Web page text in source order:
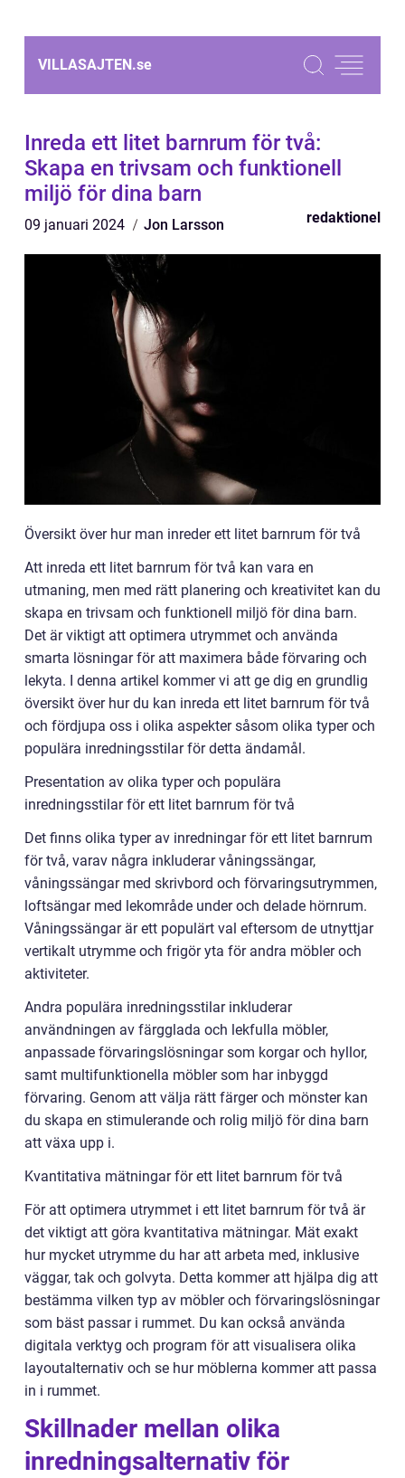
VILLASAJTEN.se
Inreda ett litet barnrum för två:
Skapa en trivsam och funktionell
miljö för dina barn
09 januari 2024 Jon Larsson redaktionel
Översikt över hur man inreder ett litet barnrum för två
Att inreda ett litet barnrum för två kan vara en
utmaning, men med rätt planering och kreativitet kan du
skapa en trivsam och funktionell miljö för dina barn.
Det är viktigt att optimera utrymmet och använda
smarta lösningar för att maximera både förvaring och
lekyta. I denna artikel kommer vi att ge dig en grundlig
översikt över hur du kan inreda ett litet barnrum för två
och fördjupa oss i olika aspekter såsom olika typer och
populära inredningsstilar för detta ändamål.
Presentation av olika typer och populära
inredningsstilar för ett litet barnrum för två
Det finns olika typer av inredningar för ett litet barnrum
för två, varav några inkluderar våningssängar,
våningssängar med skrivbord och förvaringsutrymmen,
loftsängar med lekområde under och delade hörnrum.
Våningssängar är ett populärt val eftersom de utnyttjar
vertikalt utrymme och frigör yta för andra möbler och
aktiviteter.
Andra populära inredningsstilar inkluderar
användningen av färgglada och lekfulla möbler,
anpassade förvaringslösningar som korgar och hyllor,
samt multifunktionella möbler som har inbyggd
förvaring. Genom att välja rätt färger och mönster kan
du skapa en stimulerande och rolig miljö för dina barn
att växa upp i.
Kvantitativa mätningar för ett litet barnrum för två
För att optimera utrymmet i ett litet barnrum för två är
det viktigt att göra kvantitativa mätningar. Mät exakt
hur mycket utrymme du har att arbeta med, inklusive
väggar, tak och golvyta. Detta kommer att hjälpa dig att
bestämma vilken typ av möbler och förvaringslösningar
som bäst passar i rummet. Du kan också använda
digitala verktyg och program för att visualisera olika
layoutalternativ och se hur möblerna kommer att passa
in i rummet.
Skillnader mellan olika
inredningsalternativ för